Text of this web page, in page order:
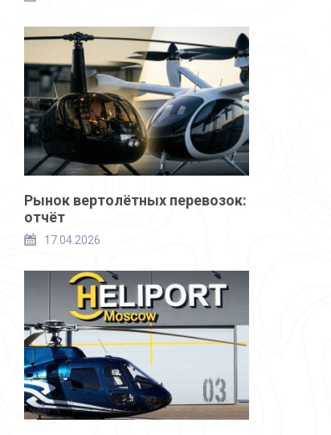
Рынок вертолётных перевозок:
отчёт
17.04.2026